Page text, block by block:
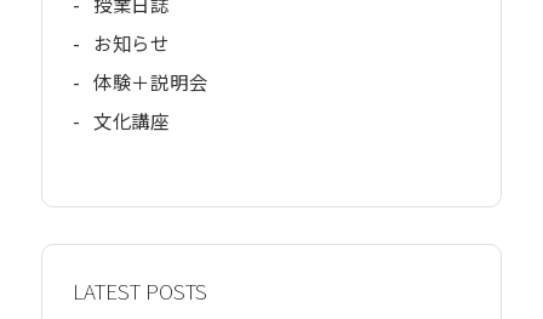
- お知らせ
- 体験＋説明会
- 文化講座
LATEST POSTS